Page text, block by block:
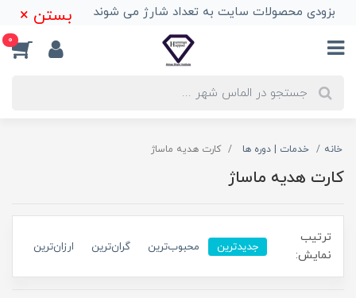
بزودی محصولات سایت به تعداد شارژ می شوند بستن ×
0
خانه خدمات | دوره ها کارت هدیه ماساژ
کارت هدیه ماساژ
ترتیب
نمایش:
جدیدترین محبوب‌ترین گران‌ترین ارزان‌ترین